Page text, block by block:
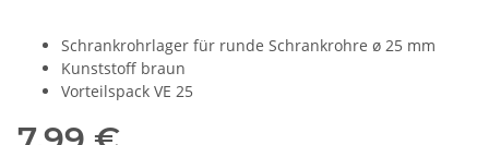
Schrankrohrlager für runde Schrankrohre ø 25 mm
Kunststoff braun
Vorteilspack VE 25